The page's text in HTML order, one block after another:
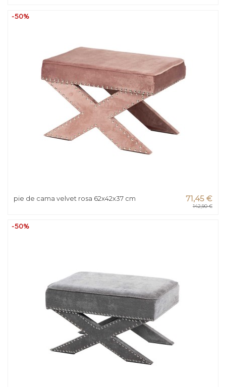
-50%
pie de cama velvet rosa 62x42x37 cm 71,45 €
142,90 €
-50%